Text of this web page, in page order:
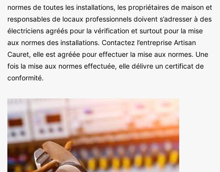
normes de toutes les installations, les propriétaires de maison et
responsables de locaux professionnels doivent s’adresser à des
électriciens agréés pour la vérification et surtout pour la mise
aux normes des installations. Contactez l’entreprise Artisan
Cauret, elle est agréée pour effectuer la mise aux normes. Une
fois la mise aux normes effectuée, elle délivre un certificat de
conformité.